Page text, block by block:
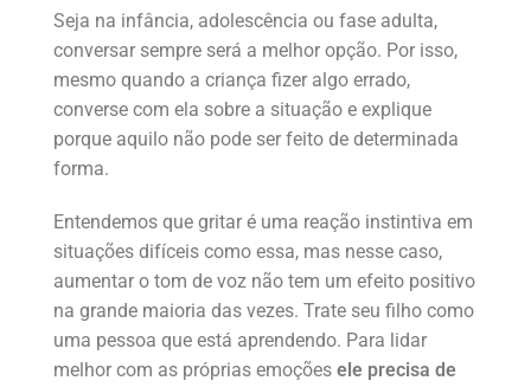
Seja na infância, adolescência ou fase adulta,
conversar sempre será a melhor opção. Por isso,
mesmo quando a criança fizer algo errado,
converse com ela sobre a situação e explique
porque aquilo não pode ser feito de determinada
forma.
Entendemos que gritar é uma reação instintiva em
situações difíceis como essa, mas nesse caso,
aumentar o tom de voz não tem um efeito positivo
na grande maioria das vezes. Trate seu filho como
uma pessoa que está aprendendo. Para lidar
melhor com as próprias emoções ele precisa de